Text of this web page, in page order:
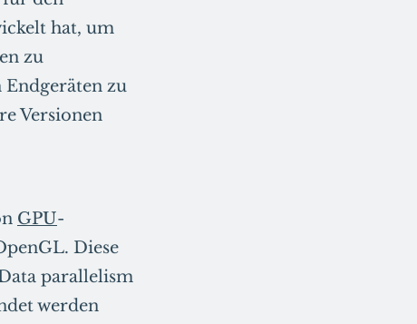
hat, um
zu
zu
Versionen
GPU-
Diese
parallelism
werden